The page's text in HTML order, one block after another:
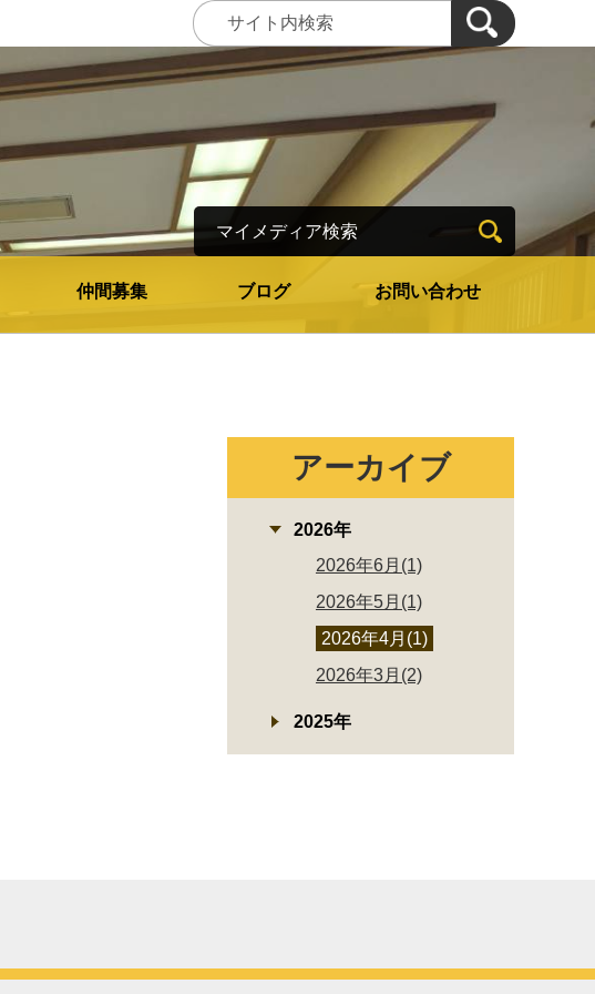
仲間募集 ブログ お問い合わせ
マイメディア検索
アーカイブ
2026年
2026年6月(1)
2026年5月(1)
2026年4月(1)
2026年3月(2)
2025年